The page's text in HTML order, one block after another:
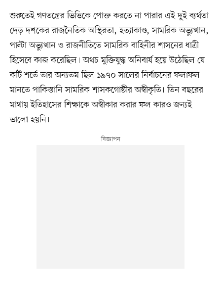
শুরুতেই গণতন্ত্রের ভিত্তিকে পোক্ত করতে না পারার এই দুই ব্যর্থতা
দেড় দশকের রাজনৈতিক অস্থিরতা, হত্যাকাণ্ড, সামরিক অভ্যুত্থান,
পাল্টা অভ্যুত্থান ও রাজনীতিতে সামরিক বাহিনীর শাসনের ধাত্রী
হিসেবে কাজ করেছিল। অথচ মুক্তিযুদ্ধ অনিবার্য হয়ে উঠেছিল যে
কটি শর্তে তার অন্যতম ছিল ১৯৭০ সালের নির্বাচনের ফলাফল
মানতে পাকিস্তানি সামরিক শাসকগোষ্ঠীর অস্বীকৃতি। তিন বছরের
মাথায় ইতিহাসের শিক্ষাকে অস্বীকার করার ফল কারও জন্যই
ভালো হয়নি।